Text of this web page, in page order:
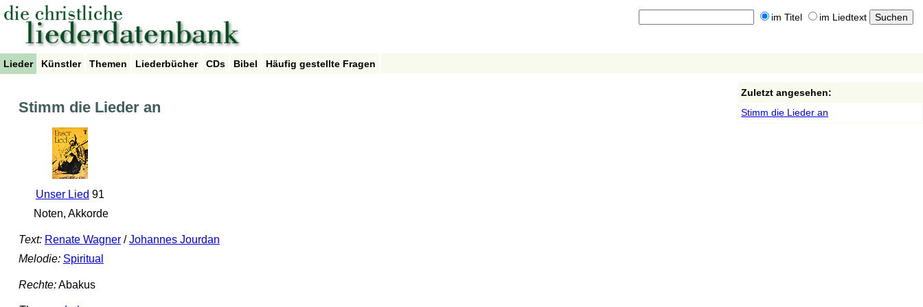
im Titel im Liedtext
Lieder Künstler Themen Liederbücher CDs Bibel Häufig gestellte Fragen
Stimm die Lieder an
Unser Lied 91
Noten, Akkorde
Text: Renate Wagner/Johannes Jourdan
Melodie: Spiritual
Rechte:Abakus
Zuletzt angesehen:
Stimm die Lieder an